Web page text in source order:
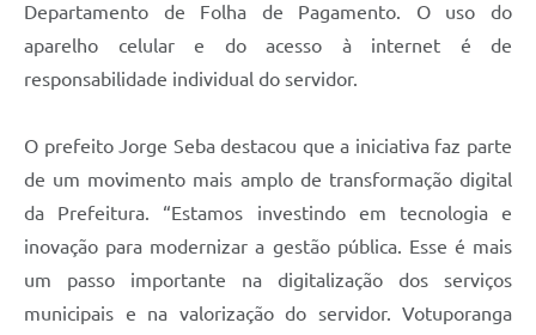
Departamento de Folha de Pagamento. O uso do
aparelho celular e do acesso à internet é de
responsabilidade individual do servidor.
O prefeito Jorge Seba destacou que a iniciativa faz parte
de um movimento mais amplo de transformação digital
da Prefeitura. “Estamos investindo em tecnologia e
inovação para modernizar a gestão pública. Esse é mais
um passo importante na digitalização dos serviços
municipais e na valorização do servidor. Votuporanga